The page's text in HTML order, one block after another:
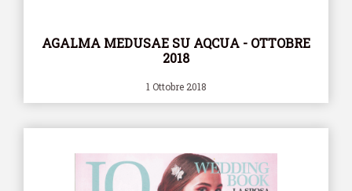
AGALMA MEDUSAE SU AQCUA - OTTOBRE
2018
1 Ottobre 2018